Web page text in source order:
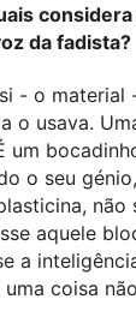
da fadista?
- o material
o usava.
um
o seu
não
aquele
a
coisa